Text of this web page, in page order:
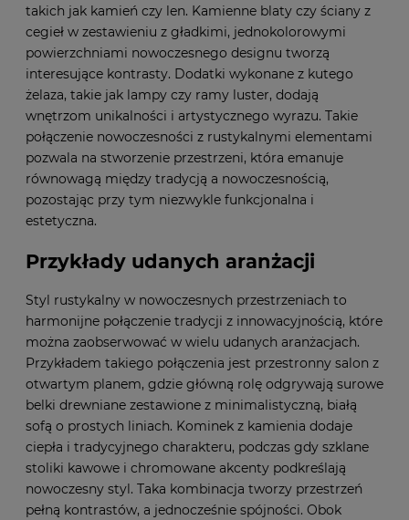
takich jak kamień czy len. Kamienne blaty czy ściany z
cegieł w zestawieniu z gładkimi, jednokolorowymi
powierzchniami nowoczesnego designu tworzą
interesujące kontrasty. Dodatki wykonane z kutego
żelaza, takie jak lampy czy ramy luster, dodają
wnętrzom unikalności i artystycznego wyrazu. Takie
połączenie nowoczesności z rustykalnymi elementami
pozwala na stworzenie przestrzeni, która emanuje
równowagą między tradycją a nowoczesnością,
pozostając przy tym niezwykle funkcjonalna i
estetyczna.
Przykłady udanych aranżacji
Styl rustykalny w nowoczesnych przestrzeniach to
harmonijne połączenie tradycji z innowacyjnością, które
można zaobserwować w wielu udanych aranżacjach.
Przykładem takiego połączenia jest przestronny salon z
otwartym planem, gdzie główną rolę odgrywają surowe
belki drewniane zestawione z minimalistyczną, białą
sofą o prostych liniach. Kominek z kamienia dodaje
ciepła i tradycyjnego charakteru, podczas gdy szklane
stoliki kawowe i chromowane akcenty podkreślają
nowoczesny styl. Taka kombinacja tworzy przestrzeń
pełną kontrastów, a jednocześnie spójności. Obok